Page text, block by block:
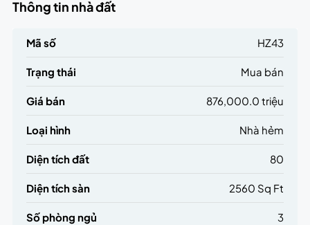
Thông tin nhà đất
Mã số HZ43
Trạng thái Mua bán
Giá bán 876,000.0 triệu
Loại hình Nhà hẻm
Diện tích đất 80
Diện tích sàn 2560 Sq Ft
Số phòng ngủ 3